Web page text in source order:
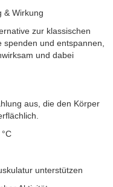
& Wirkung
zur klassischen
und entspannen,
und dabei
aus, die den Körper
unterstützen